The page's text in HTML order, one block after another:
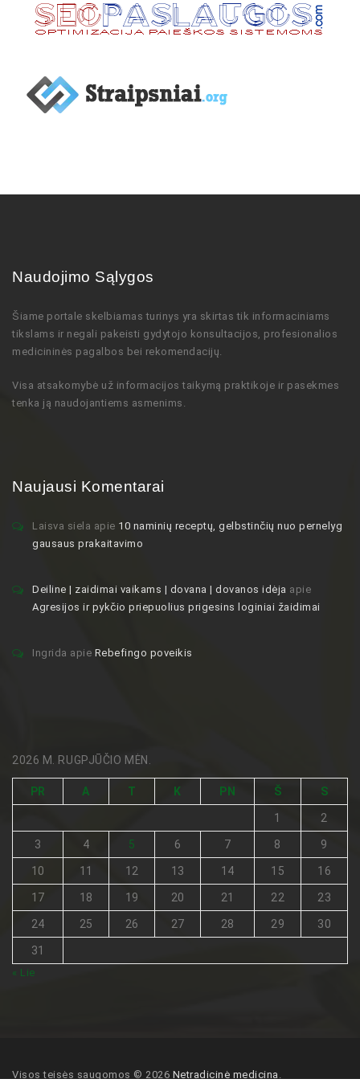
Naudojimo Sąlygos
Šiame portale skelbiamas turinys yra skirtas tik informaciniams
tikslams ir negali pakeisti gydytojo konsultacijos, profesionalios
medicininės pagalbos bei rekomendacijų
Visa atsakomybė už informacijos taikymą praktikoje ir pasekmes
tenka ją naudojantiems asmenims.
Naujausi Komentarai
Laisva siela apie 10 naminių receptų, gelbstinčių nuo pernelyg
gausaus prakaitavimo
Deiline | zaidimai vaikams | dovana | dovanos idėja apie
Agresijos ir pykčio priepuolius prigesins loginiai žaidimai
Ingrida apie Rebefingo poveikis
2026 M. RUGPJŪČIO MĖN.
PR A T K PN Š S
1 2
3 4 5 6 7 8 9
10 11 12 13 14 15 16
17 18 19 20 21 22 23
24 25 26 27 28 29 30
31
« Lie
Visos teisės saugomos © 2026 Netradicinė medicina